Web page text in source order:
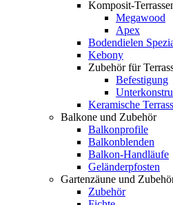
Komposit-
Megawood
Apex
Bodendielen
Kebony
Zubehör für
Befestigung
Keramische
Balkone und Zubehör
Balkonprofile
Balkonblenden
Balkon-Handläufe
Geländerpfosten
Gartenzäune und
Zubehör